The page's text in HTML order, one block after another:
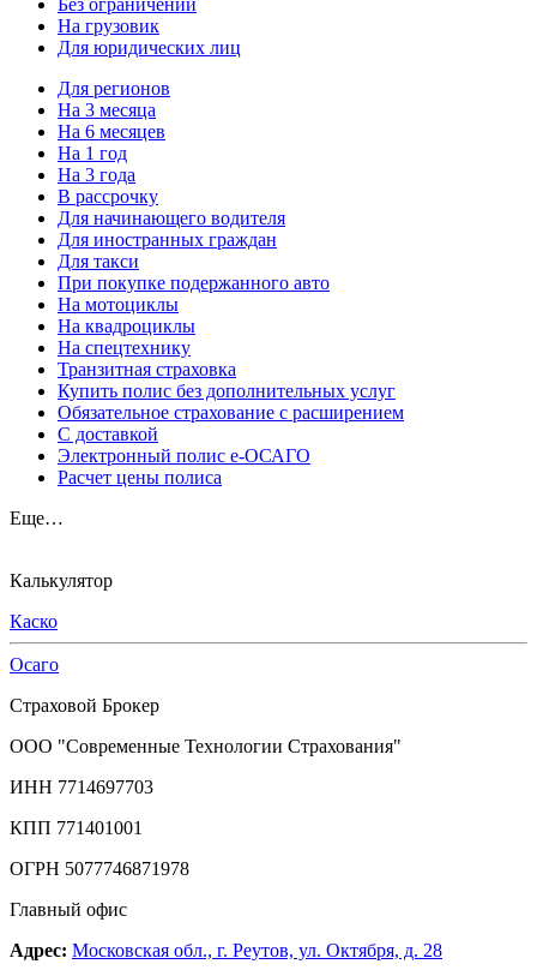
Без ограничений
На грузовик
Для юридических лиц
Для регионов
На 3 месяца
На 6 месяцев
На 1 год
На 3 года
В рассрочку
Для начинающего водителя
Для иностранных граждан
Для такси
При покупке подержанного авто
На мотоциклы
На квадроциклы
На спецтехнику
Транзитная страховка
Купить полис без дополнительных услуг
Обязательное страхование с расширением
С доставкой
Электронный полис е-ОСАГО
Расчет цены полиса
Еще…
Калькулятор
Каско
Осаго
Страховой Брокер
ООО "Современные Технологии Страхования"
ИНН 7714697703
КПП 771401001
ОГРН 5077746871978
Главный офис
Адрес: Московская обл., г. Реутов, ул. Октября, д. 28